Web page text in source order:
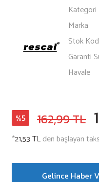
Kategori
Marka
Stok
Garanti
Havale
%5 162,99 TL
*21,53 TLden başlayan
Gelince Haber